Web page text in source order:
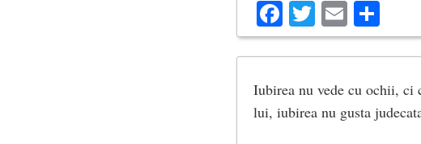
Facebook
Twitter
Email
Iubirea nu vede cu ochii, ci
lui, iubirea nu gusta